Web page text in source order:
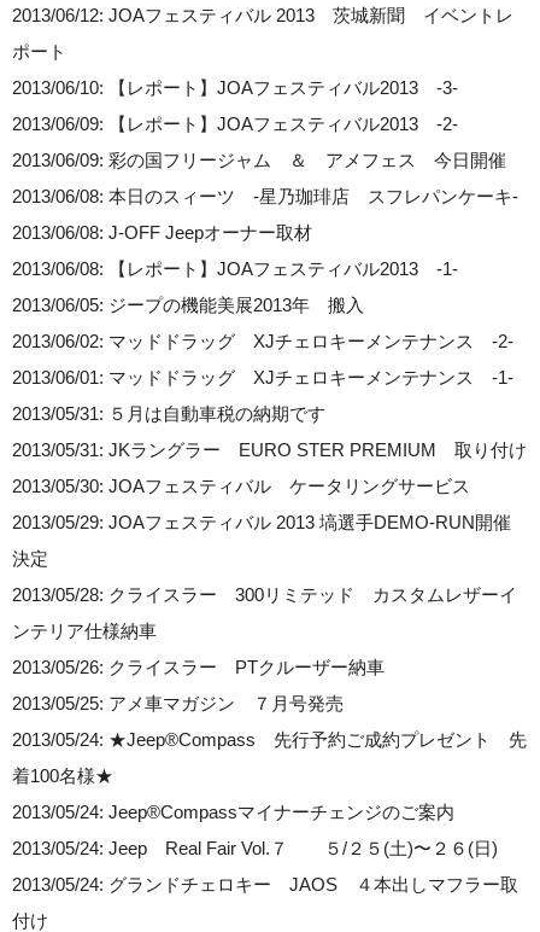
2013/06/12: JOAフェスティバル 2013 茨城新聞 イベントレ
ポート
2013/06/10: 【レポート】JOAフェスティバル2013 -3-
2013/06/09: 【レポート】JOAフェスティバル2013 -2-
2013/06/09: 彩の国フリージャム ＆ アメフェス 今日開催
2013/06/08: 本日のスィーツ -星乃珈琲店 スフレパンケーキ-
2013/06/08: J-OFF Jeepオーナー取材
2013/06/08: 【レポート】JOAフェスティバル2013 -1-
2013/06/05: ジープの機能美展2013年 搬入
2013/06/02: マッドドラッグ XJチェロキーメンテナンス -2-
2013/06/01: マッドドラッグ XJチェロキーメンテナンス -1-
2013/05/31: ５月は自動車税の納期です
2013/05/31: JKラングラー EURO STER PREMIUM 取り付け
2013/05/30: JOAフェスティバル ケータリングサービス
2013/05/29: JOAフェスティバル 2013 塙選手DEMO-RUN開催
決定
2013/05/28: クライスラー 300リミテッド カスタムレザーイ
ンテリア仕様納車
2013/05/26: クライスラー PTクルーザー納車
2013/05/25: アメ車マガジン ７月号発売
2013/05/24: ★Jeep®Compass 先行予約ご成約プレゼント 先
着100名様★
2013/05/24: Jeep®Compassマイナーチェンジのご案内
2013/05/24: Jeep Real Fair Vol.７ ５/２５(土)〜２６(日)
2013/05/24: グランドチェロキー JAOS ４本出しマフラー取
付け